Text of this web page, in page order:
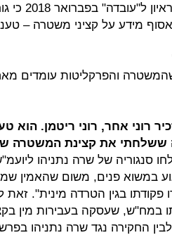
אלשיך
לאסוף מידע על קציני משטרה –
שהמשטרה והפרקליטות עומדים
רוני אחר, רוני ריטמן.
ששלחתי את קצינת המשטרה
2018 שלחו סנגוריה של שרה נתניהו
"נגוע במשוא פנים, משום
פקודתו בגין הטרדה מינית".
במח"ש, שעסקה בעבירות מין
החקירה נגד שרה נתניהו